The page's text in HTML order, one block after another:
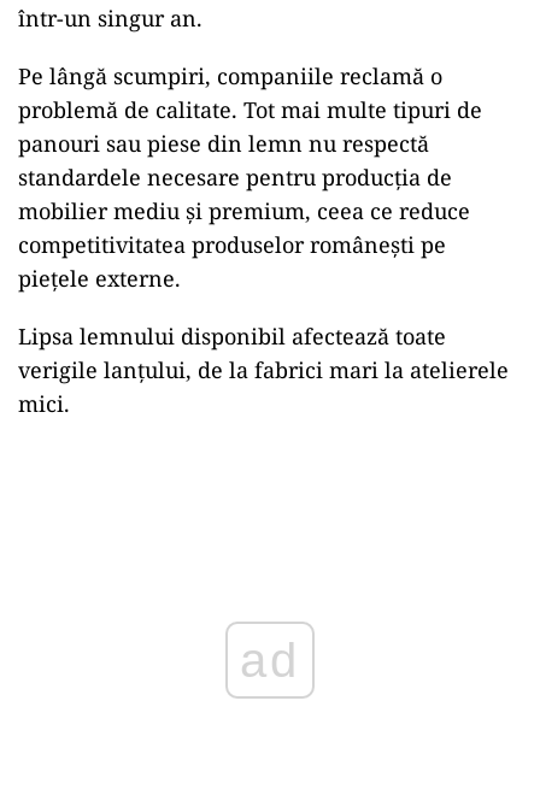
într-un singur an.
Pe lângă scumpiri, companiile reclamă o
problemă de calitate. Tot mai multe tipuri de
panouri sau piese din lemn nu respectă
standardele necesare pentru producția de
mobilier mediu și premium, ceea ce reduce
competitivitatea produselor românești pe
piețele externe.
Lipsa lemnului disponibil afectează toate
verigile lanțului, de la fabrici mari la atelierele
mici.
ad